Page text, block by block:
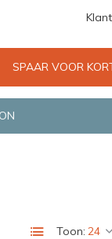
en snelle
SPAAR VOOR
Toon: